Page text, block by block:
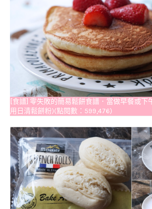
[食譜] 零失敗的簡易鬆餅食譜．當做早餐或下
用日清鬆餅粉)(點閱數：599,476)